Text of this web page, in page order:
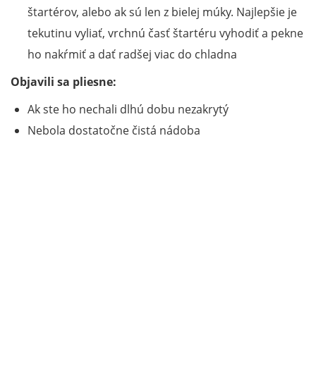
štartérov, alebo ak sú len z bielej múky. Najlepšie je
tekutinu vyliať, vrchnú časť štartéru vyhodiť a pekne
ho nakŕmiť a dať radšej viac do chladna
Objavili sa pliesne:
Ak ste ho nechali dlhú dobu nezakrytý
Nebola dostatočne čistá nádoba